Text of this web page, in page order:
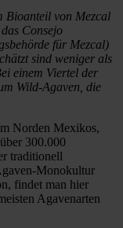
Bioanteil von Mezcal
Consejo
für Mezcal)
sind weniger als
einem Viertel der
Wild-Agaven, die
Norden Mexikos,
300.000
traditionell
Monokultur
findet man hier
Agavenarten